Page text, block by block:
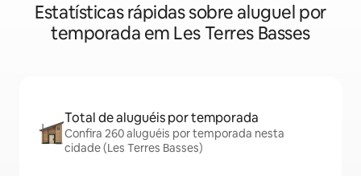
Estatísticas rápidas sobre aluguel por
temporada em Les Terres Basses
Total de aluguéis por temporada
Confira 260 aluguéis por temporada nesta
cidade (Les Terres Basses)